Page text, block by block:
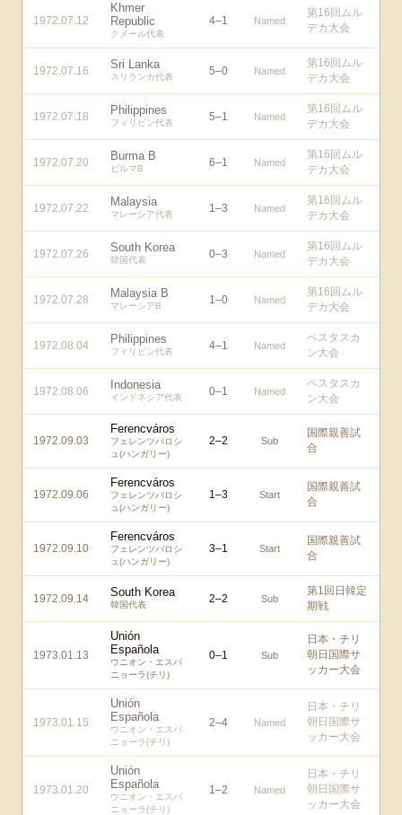
1972.07.12
Khmer
Republic
クメール代表
4–1 Named
第16回ムル
デカ大会
1972.07.16 Sri Lanka
スリランカ代表 5–0 Named
第16回ムル
デカ大会
1972.07.18 Philippines
フィリピン代表 5–1 Named
第16回ムル
デカ大会
1972.07.20 Burma B
ビルマB 6–1 Named
第16回ムル
デカ大会
1972.07.22 Malaysia
マレーシア代表 1–3 Named
第16回ムル
デカ大会
1972.07.26 South Korea
韓国代表 0–3 Named
第16回ムル
デカ大会
1972.07.28 Malaysia B
マレーシアB 1–0 Named
第16回ムル
デカ大会
1972.08.04 Philippines
フィリピン代表 4–1 Named
ペスタスカ
ン大会
1972.08.06 Indonesia
インドネシア代表 0–1 Named
ペスタスカ
ン大会
1972.09.03
Ferencváros
フェレンツバロシ
ュ(ハンガリー)
2–2 Sub
国際親善試
合
1972.09.06
Ferencváros
フェレンツバロシ
ュ(ハンガリー)
1–3 Start
国際親善試
合
1972.09.10
Ferencváros
フェレンツバロシ
ュ(ハンガリー)
3–1 Start
国際親善試
合
1972.09.14 South Korea
韓国代表 2–2 Sub
第1回日韓定
期戦
1973.01.13
Unión
Española
ウニオン・エスパ
ニョーラ(チリ)
0–1 Sub
日本・チリ
朝日国際サ
ッカー大会
1973.01.15
Unión
Española
ウニオン・エスパ
ニョーラ(チリ)
2–4 Named
日本・チリ
朝日国際サ
ッカー大会
1973.01.20
Unión
Española
ウニオン・エスパ
ニョーラ(チリ)
1–2 Named
日本・チリ
朝日国際サ
ッカー大会